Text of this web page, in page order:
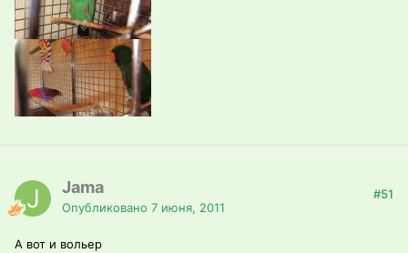
Jama
Опубликовано 7 июня, 2011
#51
А вот и вольер